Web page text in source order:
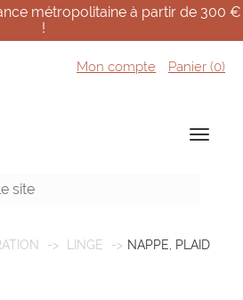
métropolitaine à partir de 300 €
!
Mon compte Panier (0)
LINGE NAPPE, PLAID